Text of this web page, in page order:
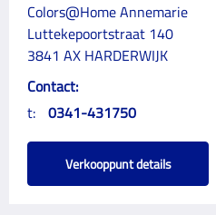
Colors@Home Annemarie
Luttekepoortstraat 140
3841 AX HARDERWIJK
Contact:
t: 0341-431750
Verkooppunt details